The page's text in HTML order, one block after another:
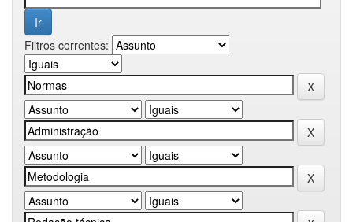
Filtros correntes: